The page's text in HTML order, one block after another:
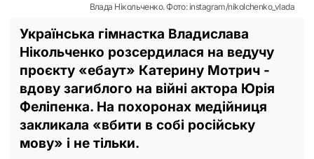
Влада Нікольченко. Фото: instagram/nikolchenko_vlada
Українська гімнастка Владислава
Нікольченко розсердилася на ведучу
проєкту «ебаут» Катерину Мотрич -
вдову загиблого на війні актора Юрія
Феліпенка. На похоронах медійниця
закликала «вбити в собі російську
мову» і не тільки.